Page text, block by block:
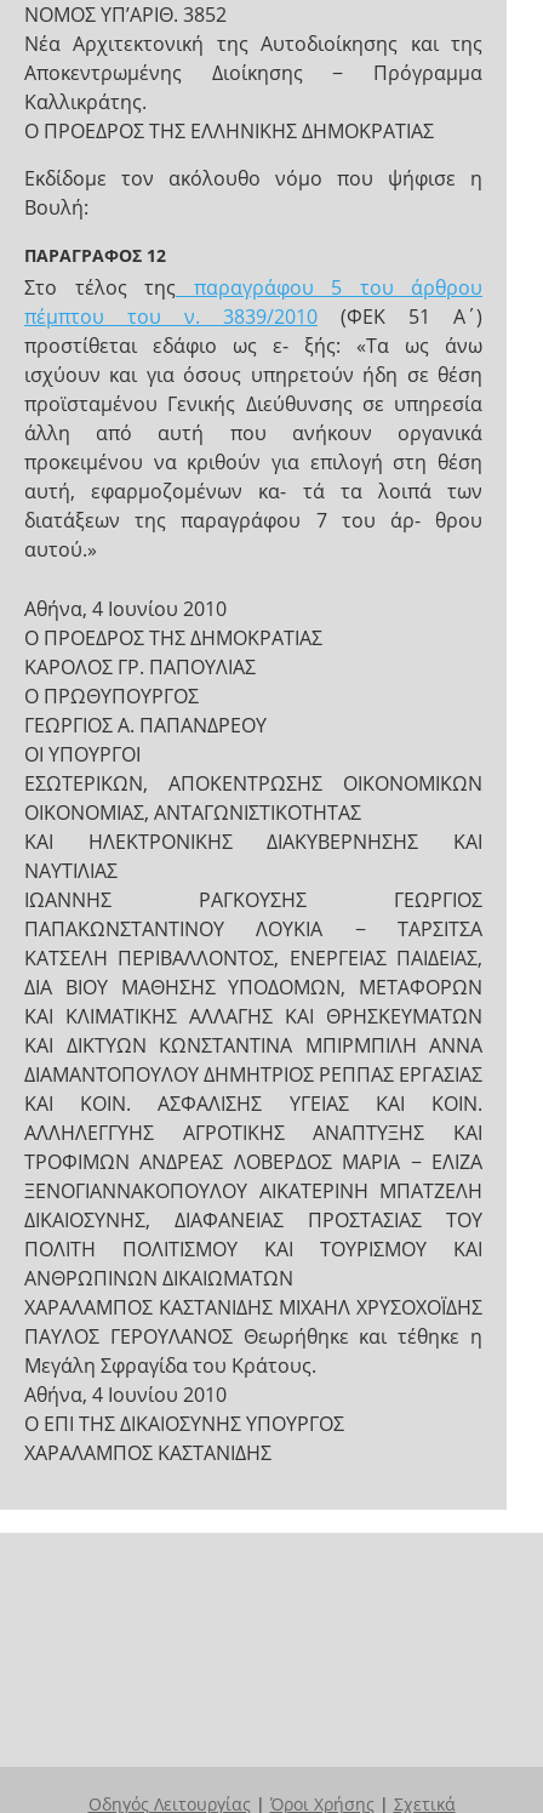
NOMOΣ ΥΠ’ΑΡΙΘ. 3852
Νέα Αρχιτεκτονική της Αυτοδιοίκησης και της
Αποκεντρωμένης Διοίκησης − Πρόγραμμα
Καλλικράτης.
Ο ΠΡΟΕΔΡΟΣ ΤΗΣ ΕΛΛΗΝΙΚΗΣ ΔΗΜΟΚΡΑΤΙΑΣ
Εκδίδομε τον ακόλουθο νόμο που ψήφισε η
Βουλή:
ΠΑΡΑΓΡΑΦΟΣ 12
Στο τέλος της παραγράφου 5 του άρθρου
πέμπτου του ν. 3839/2010 (ΦΕΚ 51 Α΄)
προστίθεται εδάφιο ως ε- ξής: «Τα ως άνω
ισχύουν και για όσους υπηρετούν ήδη σε θέση
προϊσταμένου Γενικής Διεύθυνσης σε υπηρεσία
άλλη από αυτή που ανήκουν οργανικά
προκειμένου να κριθούν για επιλογή στη θέση
αυτή, εφαρμοζομένων κα- τά τα λοιπά των
διατάξεων της παραγράφου 7 του άρ- θρου
αυτού.»
Αθήνα, 4 Ιουνίου 2010
Ο ΠΡΟΕΔΡΟΣ ΤΗΣ ΔΗΜΟΚΡΑΤΙΑΣ
ΚΑΡΟΛΟΣ ΓΡ. ΠΑΠΟΥΛΙΑΣ
Ο ΠΡΩΘΥΠΟΥΡΓΟΣ
ΓΕΩΡΓΙΟΣ Α. ΠΑΠΑΝΔΡΕΟΥ
ΟΙ ΥΠΟΥΡΓΟΙ
ΕΣΩΤΕΡΙΚΩΝ, ΑΠΟΚΕΝΤΡΩΣΗΣ ΟΙΚΟΝΟΜΙΚΩΝ
ΟΙΚΟΝΟΜΙΑΣ, ΑΝΤΑΓΩΝΙΣΤΙΚΟΤΗΤΑΣ
ΚΑΙ ΗΛΕΚΤΡΟΝΙΚΗΣ ΔΙΑΚΥΒΕΡΝΗΣΗΣ ΚΑΙ
ΝΑΥΤΙΛΙΑΣ
ΙΩΑΝΝΗΣ ΡΑΓΚΟΥΣΗΣ ΓΕΩΡΓΙΟΣ
ΠΑΠΑΚΩΝΣΤΑΝΤΙΝΟΥ ΛΟΥΚΙΑ − ΤΑΡΣΙΤΣΑ
ΚΑΤΣΕΛΗ ΠΕΡΙΒΑΛΛΟΝΤΟΣ, ΕΝΕΡΓΕΙΑΣ ΠΑΙΔΕΙΑΣ,
ΔΙΑ ΒΙΟΥ ΜΑΘΗΣΗΣ ΥΠΟΔΟΜΩΝ, ΜΕΤΑΦΟΡΩΝ
ΚΑΙ ΚΛΙΜΑΤΙΚΗΣ ΑΛΛΑΓΗΣ ΚΑΙ ΘΡΗΣΚΕΥΜΑΤΩΝ
ΚΑΙ ΔΙΚΤΥΩΝ ΚΩΝΣΤΑΝΤΙΝΑ ΜΠΙΡΜΠΙΛΗ ΑΝΝΑ
ΔΙΑΜΑΝΤΟΠΟΥΛΟΥ ΔΗΜΗΤΡΙΟΣ ΡΕΠΠΑΣ ΕΡΓΑΣΙΑΣ
ΚΑΙ ΚΟΙΝ. ΑΣΦΑΛΙΣΗΣ ΥΓΕΙΑΣ ΚΑΙ ΚΟΙΝ.
ΑΛΛΗΛΕΓΓΥΗΣ ΑΓΡΟΤΙΚΗΣ ΑΝΑΠΤΥΞΗΣ ΚΑΙ
ΤΡΟΦΙΜΩΝ ΑΝΔΡΕΑΣ ΛΟΒΕΡΔΟΣ ΜΑΡΙΑ − ΕΛΙΖΑ
ΞΕΝΟΓΙΑΝΝΑΚΟΠΟΥΛΟΥ ΑΙΚΑΤΕΡΙΝΗ ΜΠΑΤΖΕΛΗ
ΔΙΚΑΙΟΣΥΝΗΣ, ΔΙΑΦΑΝΕΙΑΣ ΠΡΟΣΤΑΣΙΑΣ ΤΟΥ
ΠΟΛΙΤΗ ΠΟΛΙΤΙΣΜΟΥ ΚΑΙ ΤΟΥΡΙΣΜΟΥ ΚΑΙ
ΑΝΘΡΩΠΙΝΩΝ ΔΙΚΑΙΩΜΑΤΩΝ
ΧΑΡΑΛΑΜΠΟΣ ΚΑΣΤΑΝΙΔΗΣ ΜΙΧΑΗΛ ΧΡΥΣΟΧΟΪΔΗΣ
ΠΑΥΛΟΣ ΓΕΡΟΥΛΑΝΟΣ Θεωρήθηκε και τέθηκε η
Μεγάλη Σφραγίδα του Κράτους.
Αθήνα, 4 Ιουνίου 2010
Ο ΕΠΙ ΤΗΣ ΔΙΚΑΙΟΣΥΝΗΣ ΥΠΟΥΡΓΟΣ
ΧΑΡΑΛΑΜΠΟΣ ΚΑΣΤΑΝΙΔΗΣ
Οδηγός Λειτουργίας | Όροι Χρήσης | Σχετικά